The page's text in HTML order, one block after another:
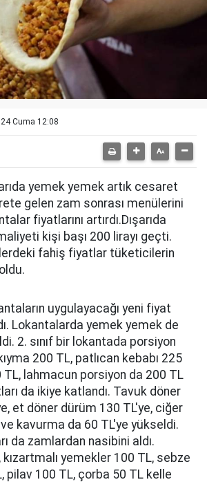
Cuma 12:08
yemek yemek artık cesaret
gelen zam sonrası menülerini
fiyatlarını artırdı.Dışarıda
kişi başı 200 lirayı geçti.
fahiş fiyatlar tüketicilerin
uygulayacağı yeni fiyat
Lokantalarda yemek yemek de
2. sınıf bir lokantada porsiyon
200 TL, patlıcan kebabı 225
lahmacun porsiyon da 200 TL
da ikiye katlandı. Tavuk döner
et döner dürüm 130 TL'ye, ciğer
kavurma da 60 TL'ye yükseldi.
da zamlardan nasibini aldı.
yemekler 100 TL, sebze
pilav 100 TL, çorba 50 TL kelle